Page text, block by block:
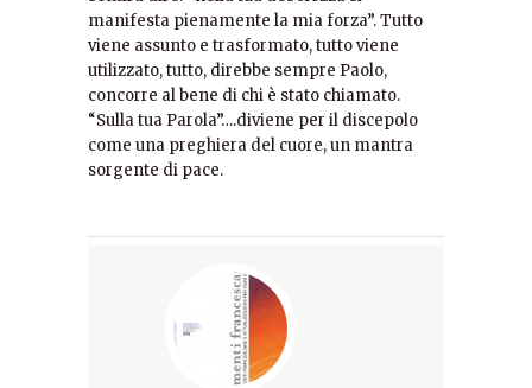
manifesta pienamente la mia forza”. Tutto
viene assunto e trasformato, tutto viene
utilizzato, tutto, direbbe sempre Paolo,
concorre al bene di chi è stato chiamato.
“Sulla tua Parola”….diviene per il discepolo
come una preghiera del cuore, un mantra
sorgente di pace.